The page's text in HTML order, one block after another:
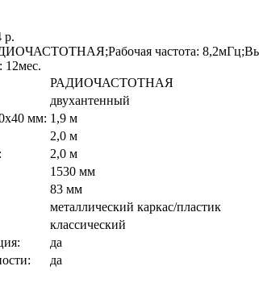
р.
частота:
12мес.
РАДИОЧАСТОТНАЯ
двухантенный
мм: 1,9 м
2,0 м
2,0 м
1530 мм
83 мм
металлический каркас/пластик
классический
да
да